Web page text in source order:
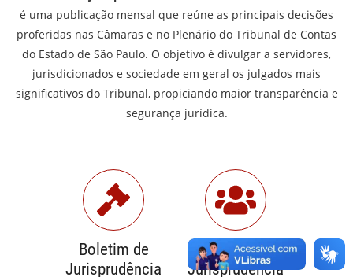
é uma publicação mensal que reúne as principais decisões
proferidas nas Câmaras e no Plenário do Tribunal de Contas
do Estado de São Paulo. O objetivo é divulgar a servidores,
jurisdicionados e sociedade em geral os julgados mais
significativos do Tribunal, propiciando maior transparência e
segurança jurídica.
Boletim de
Jurisprudência
Comissão de
Jurisprudência